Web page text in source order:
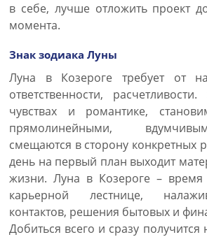
в себе, лучше отложить проект
момента.
Знак зодиака Луны
Луна в Козероге требует от
ответственности,
чувствах и романтике,
прямолинейными,
смещаются в сторону конкретных
день на первый план выходит
жизни. Луна в Козероге –
карьерной лестнице,
контактов, решения бытовых и
Добиться всего и сразу получится